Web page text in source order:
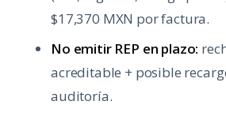
$17,370 MXN por factura.
No emitir REP en plazo:
acreditable + posible
auditoría.